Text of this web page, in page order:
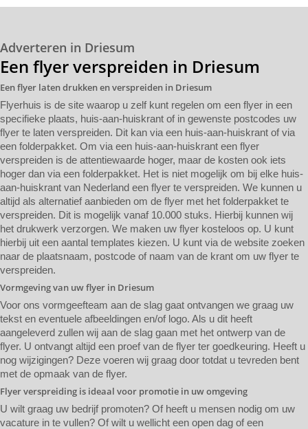
Adverteren in Driesum
Een flyer verspreiden in Driesum
Een flyer laten drukken en verspreiden in Driesum
Flyerhuis is de site waarop u zelf kunt regelen om een flyer in een
specifieke plaats, huis-aan-huiskrant of in gewenste postcodes uw
flyer te laten verspreiden. Dit kan via een huis-aan-huiskrant of via
een folderpakket. Om via een huis-aan-huiskrant een flyer
verspreiden is de attentiewaarde hoger, maar de kosten ook iets
hoger dan via een folderpakket. Het is niet mogelijk om bij elke huis-
aan-huiskrant van Nederland een flyer te verspreiden. We kunnen u
altijd als alternatief aanbieden om de flyer met het folderpakket te
verspreiden. Dit is mogelijk vanaf 10.000 stuks. Hierbij kunnen wij
het drukwerk verzorgen. We maken uw flyer kosteloos op. U kunt
hierbij uit een aantal templates kiezen. U kunt via de website zoeken
naar de plaatsnaam, postcode of naam van de krant om uw flyer te
verspreiden.
Vormgeving van uw flyer in Driesum
Voor ons vormgeefteam aan de slag gaat ontvangen we graag uw
tekst en eventuele afbeeldingen en/of logo. Als u dit heeft
aangeleverd zullen wij aan de slag gaan met het ontwerp van de
flyer. U ontvangt altijd een proef van de flyer ter goedkeuring. Heeft u
nog wijzigingen? Deze voeren wij graag door totdat u tevreden bent
met de opmaak van de flyer.
Flyer verspreiding is ideaal voor promotie in uw omgeving
U wilt graag uw bedrijf promoten? Of heeft u mensen nodig om uw
vacature in te vullen? Of wilt u wellicht een open dag of een